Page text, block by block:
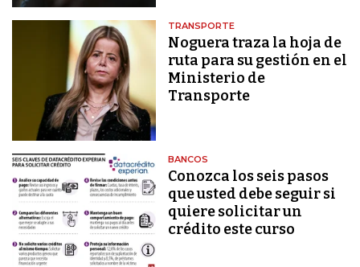
TRANSPORTE
Noguera traza la hoja de
ruta para su gestión en el
Ministerio de
Transporte
BANCOS
Conozca los seis pasos
que usted debe seguir si
quiere solicitar un
crédito este curso